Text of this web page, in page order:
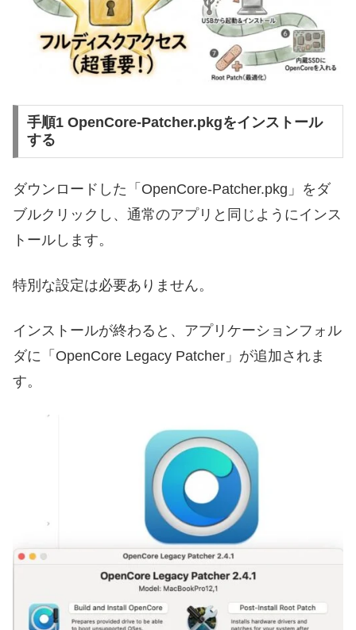
手順1 OpenCore-Patcher.pkgをインストール
する
ダウンロードした「OpenCore-Patcher.pkg」をダ
ブルクリックし、通常のアプリと同じようにインス
トールします。
特別な設定は必要ありません。
インストールが終わると、アプリケーションフォル
ダに「OpenCore Legacy Patcher」が追加されま
す。